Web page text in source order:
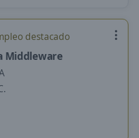
destacado
Middleware